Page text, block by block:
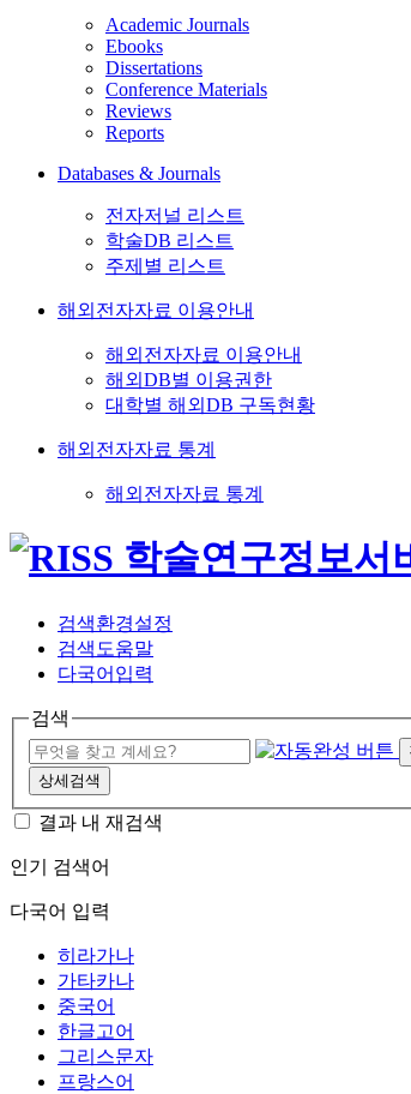
Academic Journals
Ebooks
Dissertations
Conference Materials
Reviews
Reports
Databases & Journals
전자저널 리스트
학술DB 리스트
주제별 리스트
해외전자자료 이용안내
해외전자자료 이용안내
해외DB별 이용권한
대학별 해외DB 구독현황
해외전자자료 통계
해외전자자료 통계
검색환경설정
검색도움말
다국어입력
검색
상세검색
결과 내 재검색
인기 검색어
다국어 입력
히라가나
가타카나
중국어
한글고어
그리스문자
프랑스어